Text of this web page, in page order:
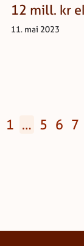
12 mill. kr
11. mai 2023
1 … 5 6 7